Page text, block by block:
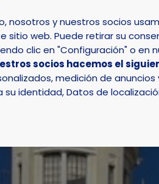
nosotros y nuestros socios
sitio web. Puede retirar su
clic en "Configuración" o en
socios hacemos el
medición de
su identidad, Datos de
Noticia - La Unió